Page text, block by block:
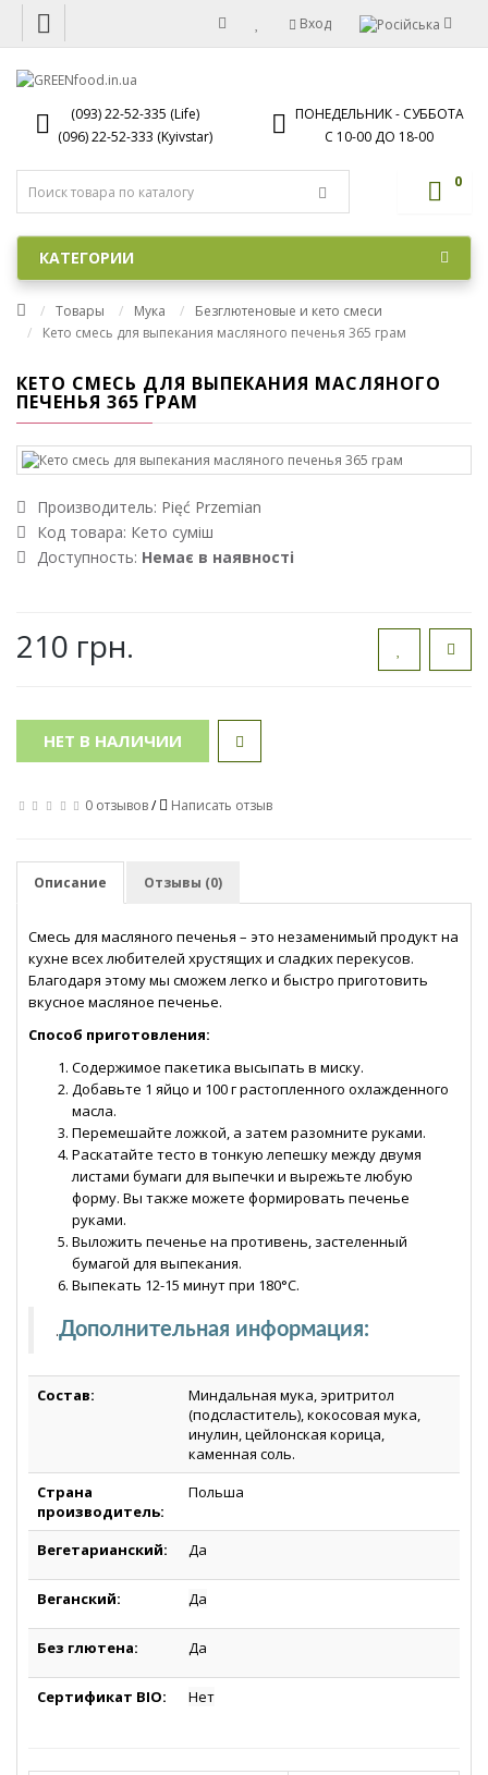
Вход
(093) 22-52-335 (Life)
(096) 22-52-333 (Kyivstar)
ПОНЕДЕЛЬНИК - СУББОТА
С 10-00 ДО 18-00
0
КАТЕГОРИИ
Товары Мука
Безглютеновые и кето смеси
Кето смесь для выпекания масляного печенья 365 грам
КЕТО СМЕСЬ ДЛЯ ВЫПЕКАНИЯ МАСЛЯНОГО
ПЕЧЕНЬЯ 365 ГРАМ
Производитель: Pięć Przemian
Код товара: Кето суміш
Доступность: Немає в наявності
210 грн.
НЕТ В НАЛИЧИИ
0 отзывов/ Написать отзыв
Описание Отзывы (0)
Смесь для масляного печенья – это незаменимый продукт на
кухне всех любителей хрустящих и сладких перекусов.
Благодаря этому мы сможем легко и быстро приготовить
вкусное масляное печенье.
Способ приготовления:
Содержимое пакетика высыпать в миску.
Добавьте 1 яйцо и 100 г растопленного охлажденного
масла.
Перемешайте ложкой, а затем разомните руками.
Раскатайте тесто в тонкую лепешку между двумя
листами бумаги для выпечки и вырежьте любую
форму. Вы также можете формировать печенье
руками.
Выложить печенье на противень, застеленный
бумагой для выпекания.
Выпекать 12-15 минут при 180°C.
.Дополнительная информация:
Состав:
Миндальная мука, эритритол
(подсластитель), кокосовая мука,
инулин, цейлонская корица,
каменная соль.
Страна
производитель:
Польша
Вегетарианский: Да
Веганский: Да
Без глютена: Да
Сертификат BIO: Нет